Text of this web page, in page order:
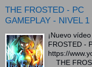
THE FROSTED - PC
GAMEPLAY - NIVEL 1
¡Nuevo
FROSTED -
https://
THE